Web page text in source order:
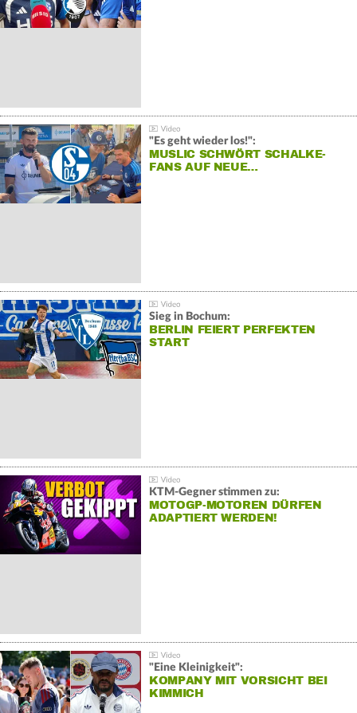
"Es geht wieder los!":
MUSLIC SCHWÖRT SCHALKE-
FANS AUF NEUE…
Sieg in Bochum:
BERLIN FEIERT PERFEKTEN
START
KTM-Gegner stimmen zu:
MOTOGP-MOTOREN DÜRFEN
ADAPTIERT WERDEN!
"Eine Kleinigkeit":
KOMPANY MIT VORSICHT BEI
KIMMICH